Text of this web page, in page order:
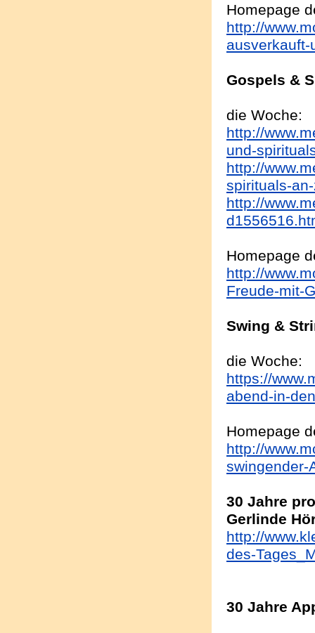
Homepage
http://
Gospels &
die Woche:
http://
und-
http://
spirituals-
http://
Homepage
http://
Freude-mit-
Swing &
die Woche:
https://
abend-in-
Homepage
http://
swingender-
30 Jahre
Gerlinde
http://
des-
30 Jahre